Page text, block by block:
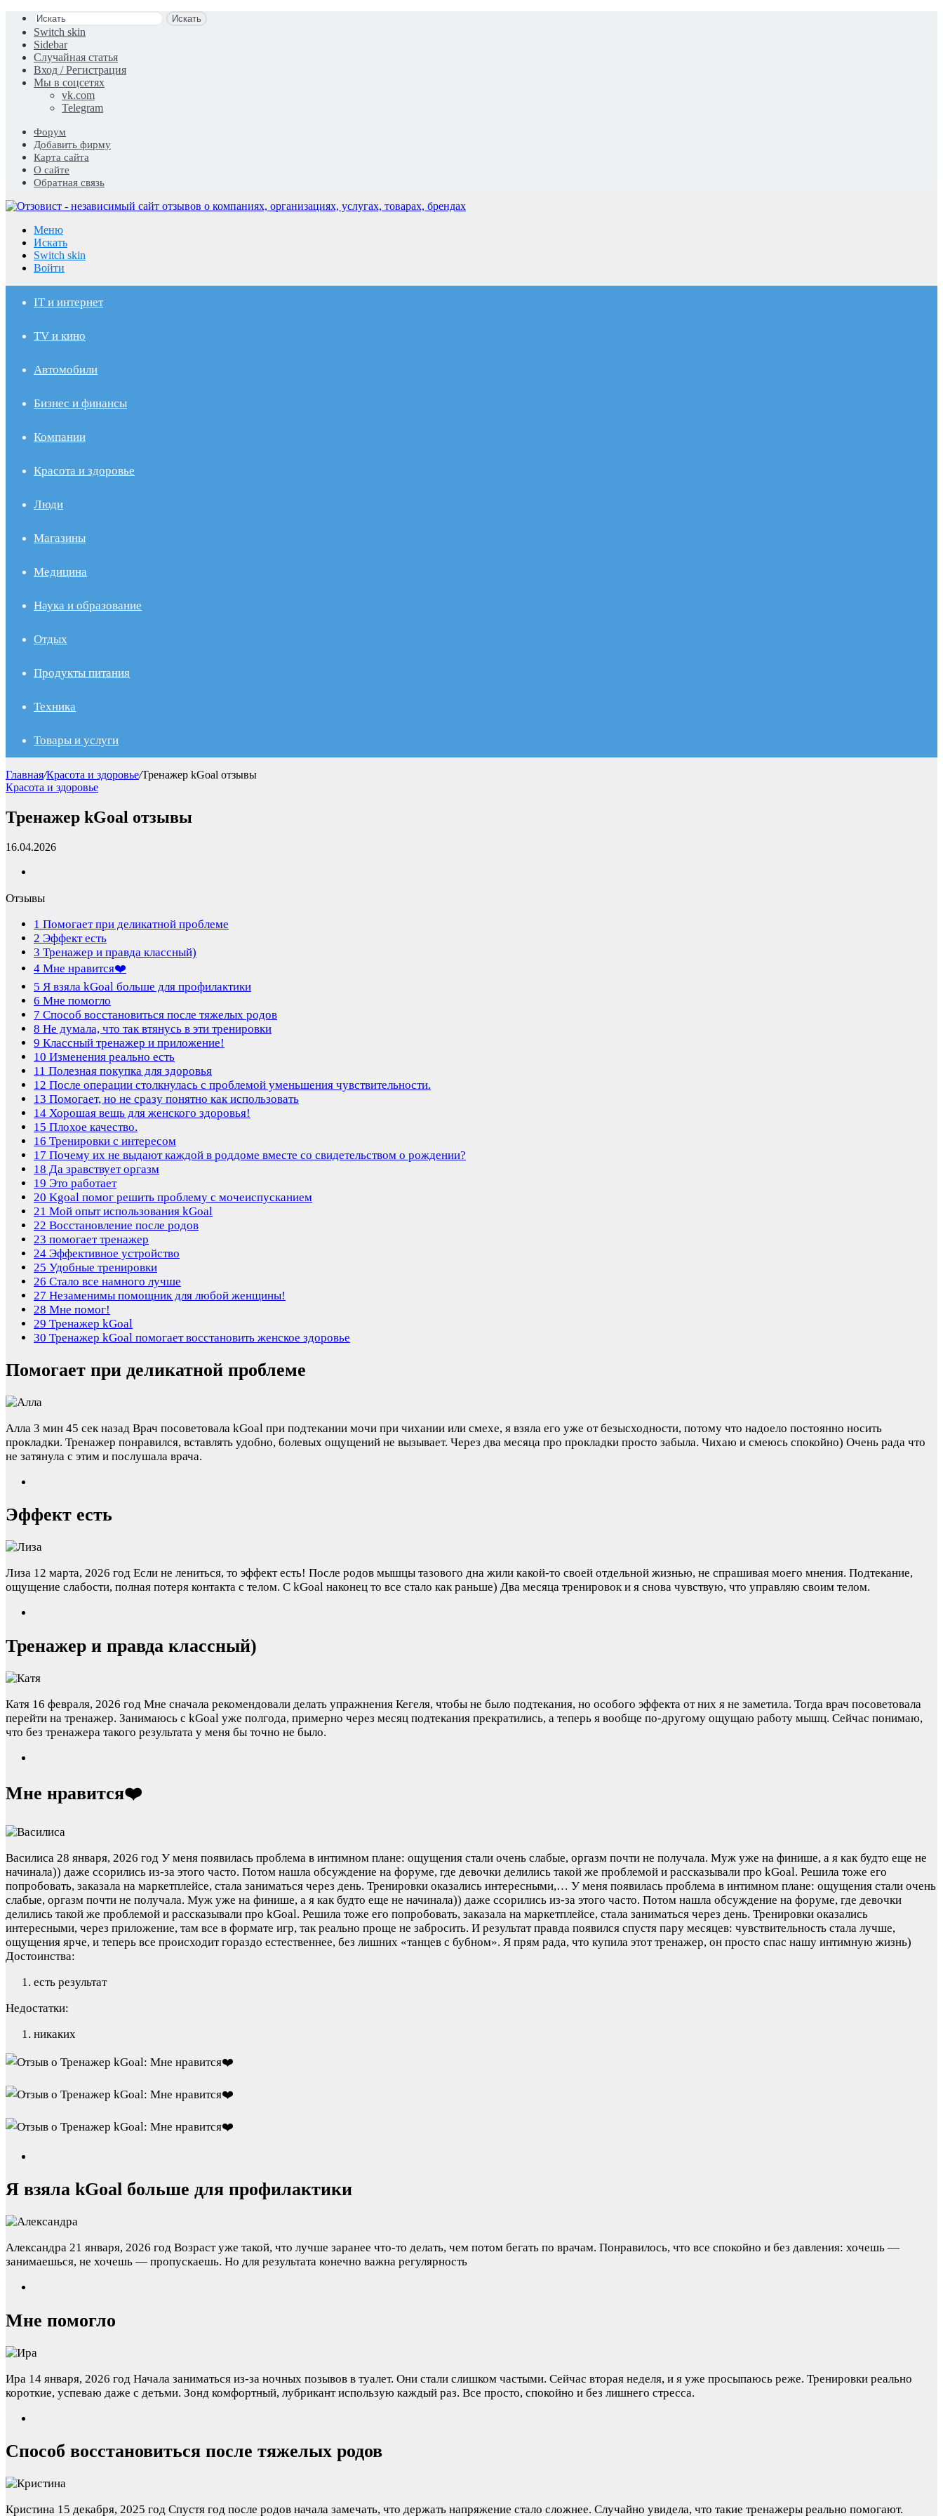
Искать
Switch skin
Sidebar
Случайная статья
Вход / Регистрация
Мы в соцсетях
vk.com
Telegram
Форум
Добавить фирму
Карта сайта
О сайте
Обратная связь
Меню
Искать
Switch skin
Войти
IT и интернет
TV и кино
Автомобили
Бизнес и финансы
Компании
Красота и здоровье
Люди
Магазины
Медицина
Наука и образование
Отдых
Продукты питания
Техника
Товары и услуги
Главная/Красота и здоровье/Тренажер kGoal отзывы
Красота и здоровье
Тренажер kGoal отзывы
16.04.2026
Отзывы
1 Помогает при деликатной проблеме
2 Эффект есть
3 Тренажер и правда классный)
4 Мне нравится❤️
5 Я взяла kGoal больше для профилактики
6 Мне помогло
7 Способ восстановиться после тяжелых родов
8 Не думала, что так втянусь в эти тренировки
9 Классный тренажер и приложение!
10 Изменения реально есть
11 Полезная покупка для здоровья
12 После операции столкнулась с проблемой уменьшения чувствительности.
13 Помогает, но не сразу понятно как использовать
14 Хорошая вещь для женского здоровья!
15 Плохое качество.
16 Тренировки с интересом
17 Почему их не выдают каждой в роддоме вместе со свидетельством о рождении?
18 Да зравствует оргазм
19 Это работает
20 Kgoal помог решить проблему с мочеиспусканием
21 Мой опыт использования kGoal
22 Восстановление после родов
23 помогает тренажер
24 Эффективное устройство
25 Удобные тренировки
26 Стало все намного лучше
27 Незаменимы помощник для любой женщины!
28 Мне помог!
29 Тренажер kGoal
30 Тренажер kGoal помогает восстановить женское здоровье
Помогает при деликатной проблеме
Алла 3 мин 45 сек назад Врач посоветовала kGoal при подтекании мочи при чихании или смехе, я взяла его уже от безысходности, потому что надоело постоянно носить
прокладки. Тренажер понравился, вставлять удобно, болевых ощущений не вызывает. Через два месяца про прокладки просто забыла. Чихаю и смеюсь спокойно) Очень рада что
не затянула с этим и послушала врача.
Эффект есть
Лиза 12 марта, 2026 год Если не лениться, то эффект есть! После родов мышцы тазового дна жили какой-то своей отдельной жизнью, не спрашивая моего мнения. Подтекание,
ощущение слабости, полная потеря контакта с телом. С kGoal наконец то все стало как раньше) Два месяца тренировок и я снова чувствую, что управляю своим телом.
Тренажер и правда классный)
Катя 16 февраля, 2026 год Мне сначала рекомендовали делать упражнения Кегеля, чтобы не было подтекания, но особого эффекта от них я не заметила. Тогда врач посоветовала
перейти на тренажер. Занимаюсь с kGoal уже полгода, примерно через месяц подтекания прекратились, а теперь я вообще по-другому ощущаю работу мышц. Сейчас понимаю,
что без тренажера такого результата у меня бы точно не было.
Мне нравится❤️
Василиса 28 января, 2026 год У меня появилась проблема в интимном плане: ощущения стали очень слабые, оргазм почти не получала. Муж уже на финише, а я как будто еще не
начинала)) даже ссорились из-за этого часто. Потом нашла обсуждение на форуме, где девочки делились такой же проблемой и рассказывали про kGoal. Решила тоже его
попробовать, заказала на маркетплейсе, стала заниматься через день. Тренировки оказались интересными,… У меня появилась проблема в интимном плане: ощущения стали очень
слабые, оргазм почти не получала. Муж уже на финише, а я как будто еще не начинала)) даже ссорились из-за этого часто. Потом нашла обсуждение на форуме, где девочки
делились такой же проблемой и рассказывали про kGoal. Решила тоже его попробовать, заказала на маркетплейсе, стала заниматься через день. Тренировки оказались
интересными, через приложение, там все в формате игр, так реально проще не забросить. И результат правда появился спустя пару месяцев: чувствительность стала лучше,
ощущения ярче, и теперь все происходит гораздо естественнее, без лишних «танцев с бубном». Я прям рада, что купила этот тренажер, он просто спас нашу интимную жизнь)
Достоинства:
есть результат
Недостатки:
никаких
Я взяла kGoal больше для профилактики
Александра 21 января, 2026 год Возраст уже такой, что лучше заранее что-то делать, чем потом бегать по врачам. Понравилось, что все спокойно и без давления: хочешь —
занимаешься, не хочешь — пропускаешь. Но для результата конечно важна регулярность
Мне помогло
Ира 14 января, 2026 год Начала заниматься из-за ночных позывов в туалет. Они стали слишком частыми. Сейчас вторая неделя, и я уже просыпаюсь реже. Тренировки реально
короткие, успеваю даже с детьми. Зонд комфортный, лубрикант использую каждый раз. Все просто, спокойно и без лишнего стресса.
Способ восстановиться после тяжелых родов
Кристина 15 декабря, 2025 год Спустя год после родов начала замечать, что держать напряжение стало сложнее. Случайно увидела, что такие тренажеры реально помогают.